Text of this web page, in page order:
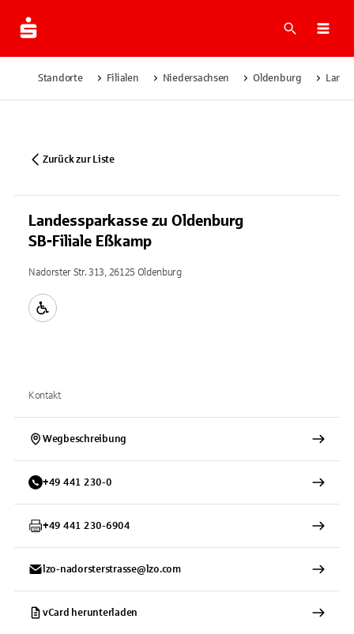
Suche
Standorte Filialen Niedersachsen Oldenburg
Zurück zur Liste
Landessparkasse zu Oldenburg
SB-Filiale Eßkamp
Nadorster Str. 313, 26125 Oldenburg
Kontakt
Wegbeschreibung
+49 441 230-0
+49 441 230-6904
lzo-nadorsterstrasse@lzo.com
vCard herunterladen